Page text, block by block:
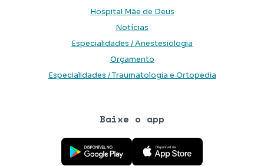
Hospital Mãe de Deus
Notícias
Especialidades / Anestesiologia
Orçamento
Especialidades / Traumatologia e Ortopedia
Baixe o app
Baixe o aplicativo na Google Play Store
Baixe o aplicativo na App Store